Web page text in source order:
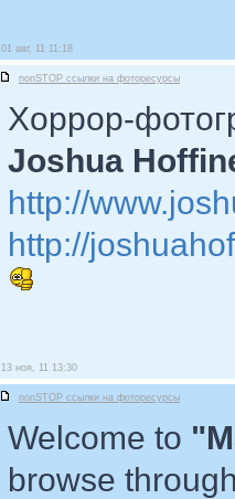
01 авг, 11 11:18
nonSTOP ссылки на фоторесурсы
Хоррор-
Joshua
http://
http://
13 ноя, 11 13:30
nonSTOP ссылки на фоторесурсы
Welcome to
browse